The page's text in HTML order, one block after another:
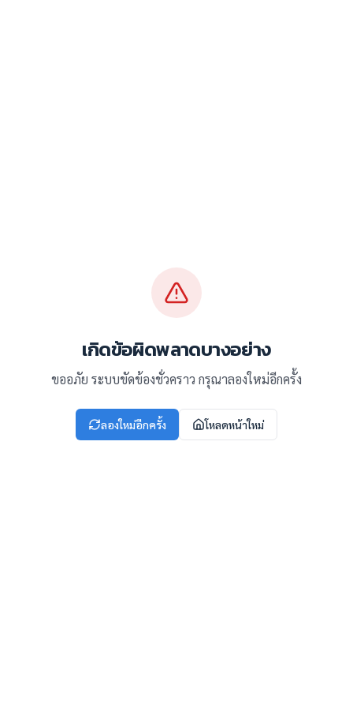
เกิดข้อผิดพลาดบางอย่าง
ขออภัย ระบบขัดข้องชั่วคราว กรุณาลองใหม่อีกครั้ง
ลองใหม่อีกครั้ง โหลดหน้าใหม่